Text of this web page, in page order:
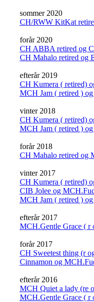
sommer 2020
CH/RWW KitKat
forår 2020
CH ABBA retired og
CH Mahalo retired og
efterår 2019
CH Kumera ( retired)
MCH Jam ( retired )
vinter 2018
CH Kumera ( retired)
MCH Jam ( retired )
forår 2018
CH Mahalo retired og
vinter 2017
CH Kumera ( retired)
CIB Jolee og
MCH Jam ( retired )
efterår 2017
MCH.Gentle Grace ( r
forår 2017
CH Sweetest thing (r
Cinnamon og
efterår 2016
MCH Quiet a lady (re
MCH.Gentle Grace (